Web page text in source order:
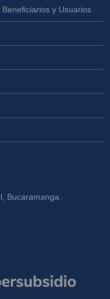
y Usuarios
Bucaramanga.